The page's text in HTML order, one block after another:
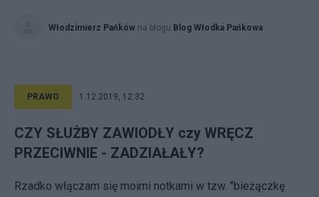
Włodzimierz Pańków na blogu Blog Włodka Pańkowa
PRAWO 1.12.2019, 12:32
CZY SŁUŻBY ZAWIODŁY czy WRĘCZ
PRZECIWNIE - ZADZIAŁAŁY?
Rzadko włączam się moimi notkami w tzw. "bieżączkę